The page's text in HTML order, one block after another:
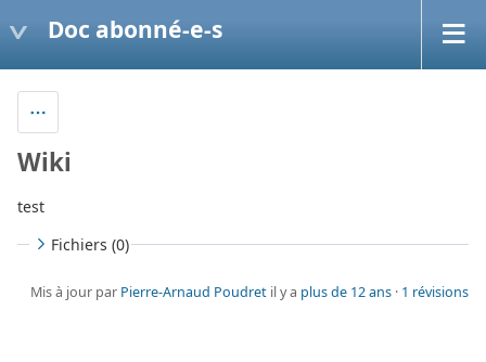
Doc abonné-e-s
Wiki
test
Fichiers (0)
Mis à jour par Pierre-Arnaud Poudret il y a plus de 12 ans · 1 révisions